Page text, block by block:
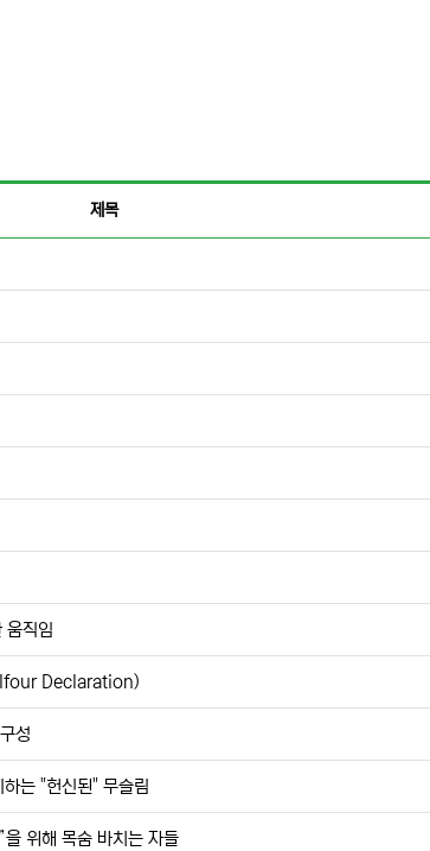
제목
움직임
Declaration)
성
는 "헌신된" 무슬림
위해 목숨 바치는 자들